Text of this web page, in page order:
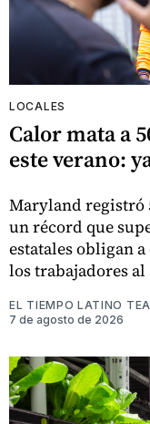
LOCALES
Calor mata a
este verano:
Maryland registró
un récord que
estatales obligan
los trabajadores
EL TIEMPO LATINO
7 de agosto de 2026